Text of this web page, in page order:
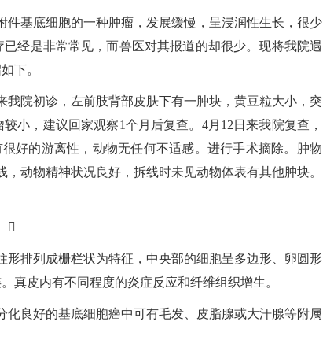
件基底细胞的一种肿瘤，发展缓慢，呈浸润性生长，很少
经是非常常见，而兽医对其报道的却很少。现将我院遇
下。
我院初诊，左前肢背部皮肤下有一肿块，黄豆粒大小，突
小，建议回家观察1个月后复查。4月12日来我院复查，
好的游离性，动物无任何不适感。进行手术摘除。肿物
动物精神状况良好，拆线时未见动物体表有其他肿块。

排列成栅栏状为特征，中央部的细胞呈多边形、卵圆形
真皮内有不同程度的炎症反应和纤维组织增生。
良好的基底细胞癌中可有毛发、皮脂腺或大汗腺等附属